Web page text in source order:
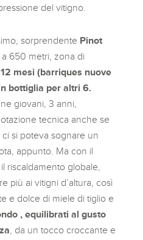
del vitigno.
sorprendente Pinot
650 metri, zona di
mesi (barriques nuove
bottiglia per altri 6.
giovani, 3 anni,
tecnica anche se
si poteva sognare un
appunto. Ma con il
riscaldamento globale,
più ai vitigni d’altura, così
e dolce di miele di tiglio e
, equilibrati al gusto
, da un tocco croccante e